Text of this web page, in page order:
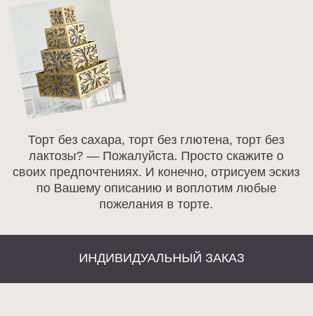
Политика конфиденциальности
Разработка сайта
Договор оферты